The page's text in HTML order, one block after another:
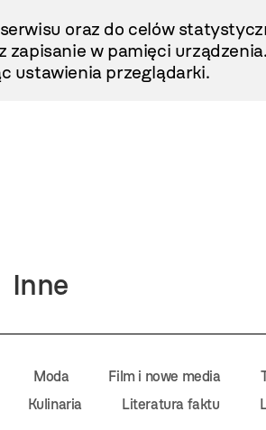
oraz do celów
zapisanie w pamięci urządzenia.
ustawienia przeglądarki.
Moda Film i nowe media
Kulinaria Literatura faktu
Inne